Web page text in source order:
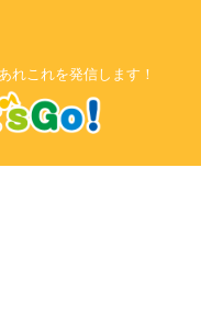
れこれを発信します！